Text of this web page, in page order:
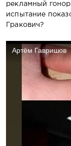
рекламный
испытание
Гракович?